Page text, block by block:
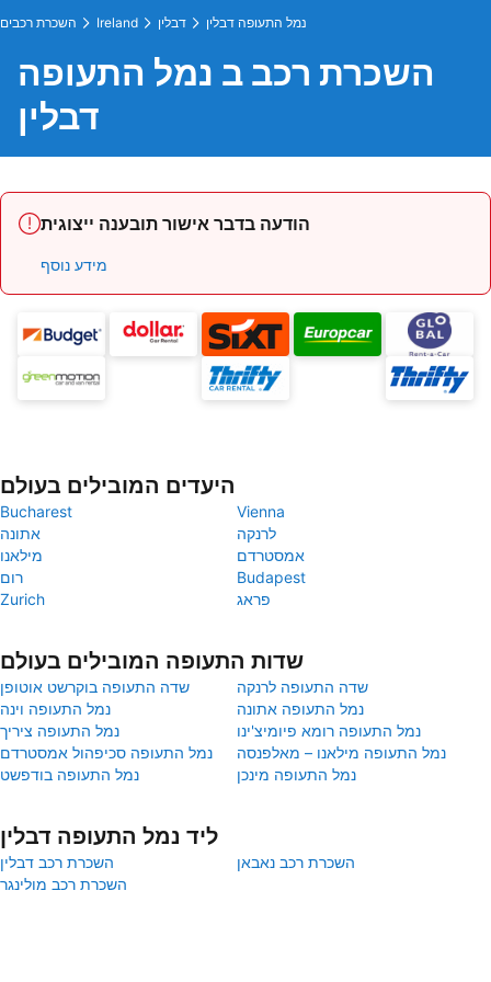
השכרת רכבים Ireland דבלין נמל התעופה דבלין
השכרת רכב ב נמל התעופה
דבלין
הודעה בדבר אישור תובענה ייצוגית
מידע נוסף
היעדים המובילים בעולם
Bucharest
Vienna
אתונה
לרנקה
מילאנו
אמסטרדם
רום
Budapest
Zurich
פראג
שדות התעופה המובילים בעולם
שדה התעופה בוקרשט אוטופן
שדה התעופה לרנקה
נמל התעופה וינה
נמל התעופה אתונה
נמל התעופה ציריך
נמל התעופה רומא פיומיצ'ינו
נמל התעופה סכיפהול אמסטרדם
נמל התעופה מילאנו – מאלפנסה
נמל התעופה בודפשט
נמל התעופה מינכן
ליד נמל התעופה דבלין
השכרת רכב דבלין
השכרת רכב נאבאן
השכרת רכב מולינגר